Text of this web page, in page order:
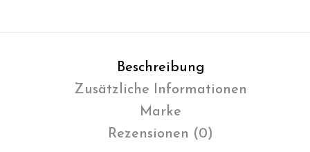
Beschreibung
Zusätzliche Informationen
Marke
Rezensionen (0)